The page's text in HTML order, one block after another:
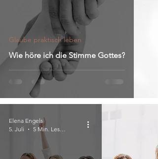
Wie höre ich die Stimme Gottes?
Glaube praktisch leben
Elena Engels
5. Juli
5 Min. Lesezeit